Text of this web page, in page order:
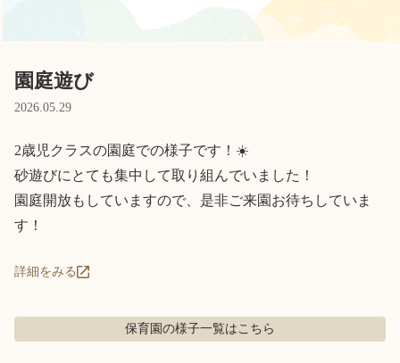
園庭遊び
2026.05.29
2歳児クラスの園庭での様子です！☀️
砂遊びにとても集中して取り組んでいました！
園庭開放もしていますので、是非ご来園お待ちしていま
す！
詳細をみる
保育園の様子一覧はこちら